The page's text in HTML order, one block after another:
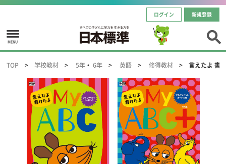
ログイン 新規登録
MENU
TOP 学校教材 5年 ・ 6年 英語 修得教材 言えたよ 書